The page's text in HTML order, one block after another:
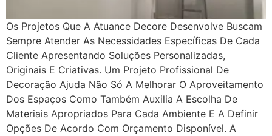
Os Projetos Que A Atuance Decore Desenvolve Buscam
Sempre Atender As Necessidades Específicas De Cada
Cliente Apresentando Soluções Personalizadas,
Originais E Criativas. Um Projeto Profissional De
Decoração Ajuda Não Só A Melhorar O Aproveitamento
Dos Espaços Como Também Auxilia A Escolha De
Materiais Apropriados Para Cada Ambiente E A Definir
Opções De Acordo Com Orçamento Disponível. A